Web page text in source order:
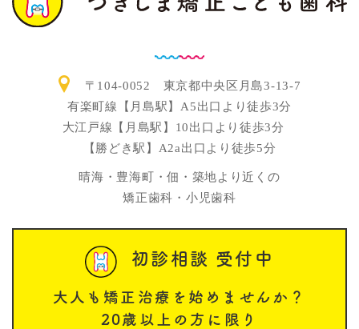
〒104-0052 東京都中央区月島3-13-7
有楽町線【月島駅】A5出口より徒歩3分
大江戸線【月島駅】10出口より徒歩3分
【勝どき駅】A2a出口より徒歩5分
晴海・豊海町・佃・築地より近くの
矯正歯科・小児歯科
初診相談 受付中
大人も矯正治療を始めませんか？
20歳以上の方に限り